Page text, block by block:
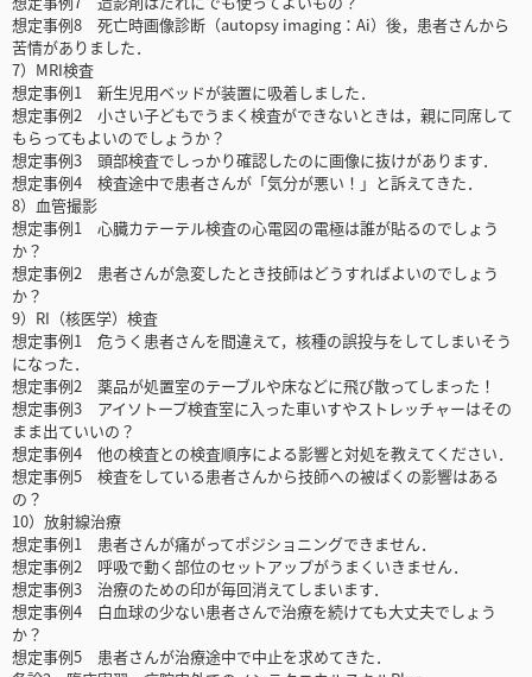
想定事例8 死亡時画像診断（autopsy imaging：Ai）後，患者さんから
苦情がありました．
7）MRI検査
想定事例1 新生児用ベッドが装置に吸着しました．
想定事例2 小さい子どもでうまく検査ができないときは，親に同席して
もらってもよいのでしょうか？
想定事例3 頭部検査でしっかり確認したのに画像に抜けがあります．
想定事例4 検査途中で患者さんが「気分が悪い！」と訴えてきた．
8）血管撮影
想定事例1 心臓カテーテル検査の心電図の電極は誰が貼るのでしょう
か？
想定事例2 患者さんが急変したとき技師はどうすればよいのでしょう
か？
9）RI（核医学）検査
想定事例1 危うく患者さんを間違えて，核種の誤投与をしてしまいそう
になった．
想定事例2 薬品が処置室のテーブルや床などに飛び散ってしまった！
想定事例3 アイソトープ検査室に入った車いすやストレッチャーはその
まま出ていいの？
想定事例4 他の検査との検査順序による影響と対処を教えてください．
想定事例5 検査をしている患者さんから技師への被ばくの影響はある
の？
10）放射線治療
想定事例1 患者さんが痛がってポジショニングできません．
想定事例2 呼吸で動く部位のセットアップがうまくいきません．
想定事例3 治療のための印が毎回消えてしまいます．
想定事例4 白血球の少ない患者さんで治療を続けても大丈夫でしょう
か？
想定事例5 患者さんが治療途中で中止を求めてきた．